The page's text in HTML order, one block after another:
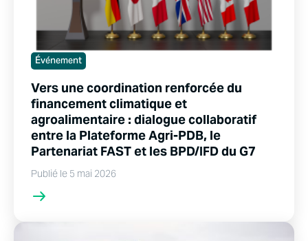
Événement
Vers une coordination renforcée du
financement climatique et
agroalimentaire : dialogue collaboratif
entre la Plateforme Agri-PDB, le
Partenariat FAST et les BPD/IFD du G7
Publié le 5 mai 2026